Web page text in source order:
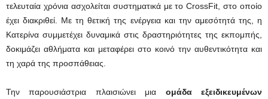
τελευταία χρόνια ασχολείται συστηματικά με το CrossFit, στο οποίο
έχει διακριθεί. Με τη θετική της ενέργεια και την αμεσότητά της, η
Κατερίνα συμμετέχει δυναμικά στις δραστηριότητες της εκπομπής,
δοκιμάζει αθλήματα και μεταφέρει στο κοινό την αυθεντικότητα και
τη χαρά της προσπάθειας.
Την παρουσιάστρια πλαισιώνει μια ομάδα εξειδικευμένων